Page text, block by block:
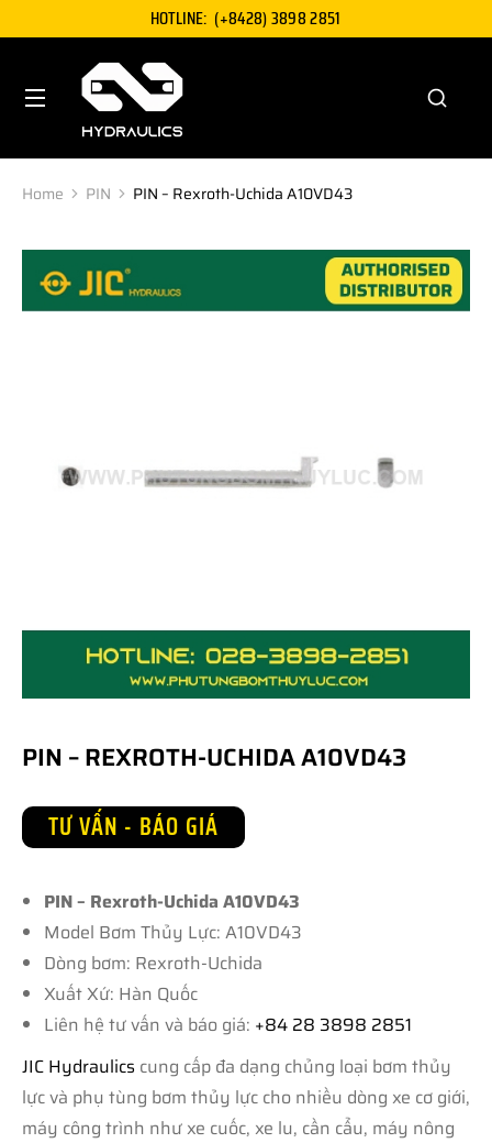
HOTLINE: (+8428) 3898 2851
You are here:
Home PIN PIN – Rexroth-Uchida A10VD43
PIN – REXROTH-UCHIDA A10VD43
TƯ VẤN - BÁO GIÁ
PIN – Rexroth-Uchida A10VD43
Model Bơm Thủy Lực: A10VD43
Dòng bơm: Rexroth-Uchida
Xuất Xứ: Hàn Quốc
Liên hệ tư vấn và báo giá: +84 28 3898 2851
JIC Hydraulics cung cấp đa dạng chủng loại bơm thủy
lực và phụ tùng bơm thủy lực cho nhiều dòng xe cơ giới,
máy công trình như xe cuốc, xe lu, cần cẩu, máy nông